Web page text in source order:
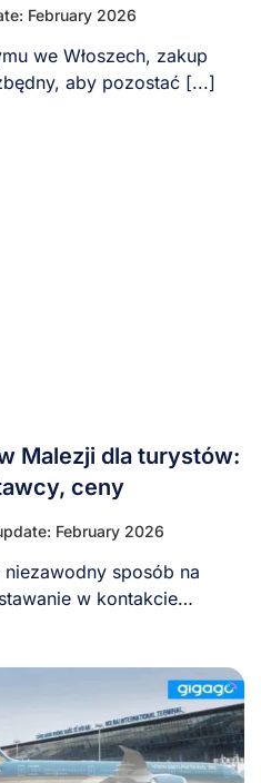
February 2026
we Włoszech, zakup
aby pozostać [...]
Malezji dla turystów:
ceny
February 2026
sposób na
w kontakcie